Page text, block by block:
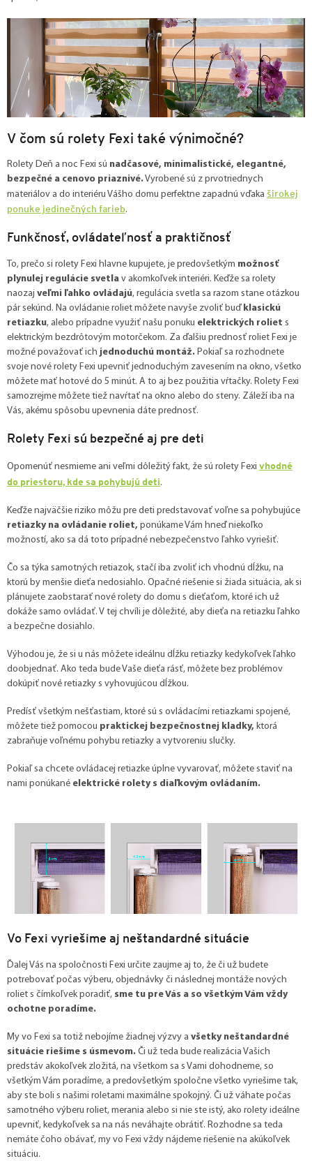
V čom sú rolety Fexi také výnimočné?
Rolety Deň a noc Fexi sú nadčasové, minimalistické, elegantné,
bezpečné a cenovo priaznivé.Vyrobené sú z prvotriednych
materiálov a do interiéru Vášho domu perfektne zapadnú vďaka širokej
ponuke jedinečných farieb.
Funkčnosť, ovládateľnosť a praktičnosť
To, prečo si rolety Fexi hlavne kupujete, je predovšetkým možnosť
plynulej regulácie svetla v akomkoľvek interiéri. Keďže sa rolety
naozaj veľmi ľahko ovládajú, regulácia svetla sa razom stane otázkou
pár sekúnd. Na ovládanie roliet môžete navyše zvoliť buď klasickú
retiazku, alebo prípadne využiť našu ponuku elektrických roliet s
elektrickým bezdrôtovým motorčekom. Za ďalšiu prednosť roliet Fexi je
možné považovať ich jednoduchú montáž. Pokiaľ sa rozhodnete
svoje nové rolety Fexi upevniť jednoduchým zavesením na okno, všetko
môžete mať hotové do 5 minút. A to aj bez použitia vŕtačky. Rolety Fexi
samozrejme môžete tiež navŕtať na okno alebo do steny. Záleží iba na
Vás, akému spôsobu upevnenia dáte prednosť.
Rolety Fexi sú bezpečné aj pre deti
Opomenúť nesmieme ani veľmi dôležitý fakt, že sú rolety Fexi vhodné
do priestoru, kde sa pohybujú deti.
Keďže najväčšie riziko môžu pre deti predstavovať voľne sa pohybujúce
retiazky na ovládanie roliet, ponúkame Vám hneď niekoľko
možností, ako sa dá toto prípadné nebezpečenstvo ľahko vyriešiť.
Čo sa týka samotných retiazok, stačí iba zvoliť ich vhodnú dĺžku, na
ktorú by menšie dieťa nedosiahlo. Opačné riešenie si žiada situácia, ak si
plánujete zaobstarať nové rolety do domu s dieťaťom, ktoré ich už
dokáže samo ovládať. V tej chvíli je dôležité, aby dieťa na retiazku ľahko
a bezpečne dosiahlo.
Výhodou je, že si u nás môžete ideálnu dĺžku retiazky kedykoľvek ľahko
doobjednať. Ako teda bude Vaše dieťa rásť, môžete bez problémov
dokúpiť nové retiazky s vyhovujúcou dĺžkou.
Predísť všetkým nešťastiam, ktoré sú s ovládacími retiazkami spojené,
môžete tiež pomocou praktickej bezpečnostnej kladky, ktorá
zabraňuje voľnému pohybu retiazky a vytvoreniu slučky.
Pokiaľ sa chcete ovládacej retiazke úplne vyvarovať, môžete staviť na
nami ponúkané elektrické rolety s diaľkovým ovládaním.
Vo Fexi vyriešime aj neštandardné situácie
Ďalej Vás na spoločnosti Fexi určite zaujme aj to, že či už budete
potrebovať počas výberu, objednávky či následnej montáže nových
roliet s čímkoľvek poradiť, sme tu pre Vás a so všetkým Vám vždy
ochotne poradíme.
My vo Fexi sa totiž nebojíme žiadnej výzvy a všetky neštandardné
situácie riešime s úsmevom. Či už teda bude realizácia Vašich
predstáv akokoľvek zložitá, na všetkom sa s Vami dohodneme, so
všetkým Vám poradíme, a predovšetkým spoločne všetko vyriešime tak,
aby ste boli s našimi roletami maximálne spokojný. Či už váhate počas
samotného výberu roliet, merania alebo si nie ste istý, ako rolety ideálne
upevniť, kedykoľvek sa na nás neváhajte obrátiť. Rozhodne sa teda
nemáte čoho obávať, my vo Fexi vždy nájdeme riešenie na akúkoľvek
situáciu.